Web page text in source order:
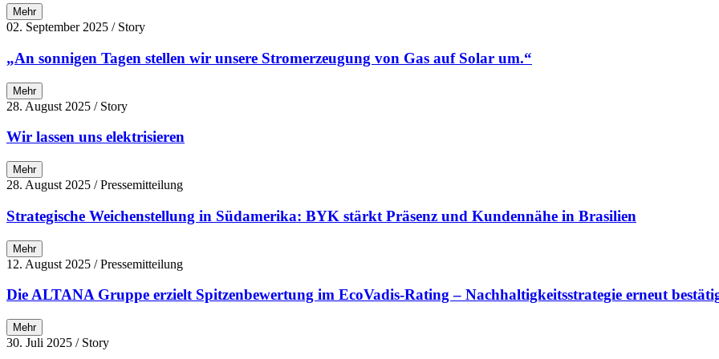
Mehr
02. September 2025 / Story
„An sonnigen Tagen stellen wir unsere Stromerzeugung von Gas auf Solar um.“
Mehr
28. August 2025 / Story
Wir lassen uns elektrisieren
Mehr
28. August 2025 / Pressemitteilung
Strategische Weichenstellung in Südamerika: BYK stärkt Präsenz und Kundennähe in Brasilien
Mehr
12. August 2025 / Pressemitteilung
Die ALTANA Gruppe erzielt Spitzenbewertung im EcoVadis-Rating – Nachhaltigkeitsstrategie erneut
Mehr
30. Juli 2025 / Story